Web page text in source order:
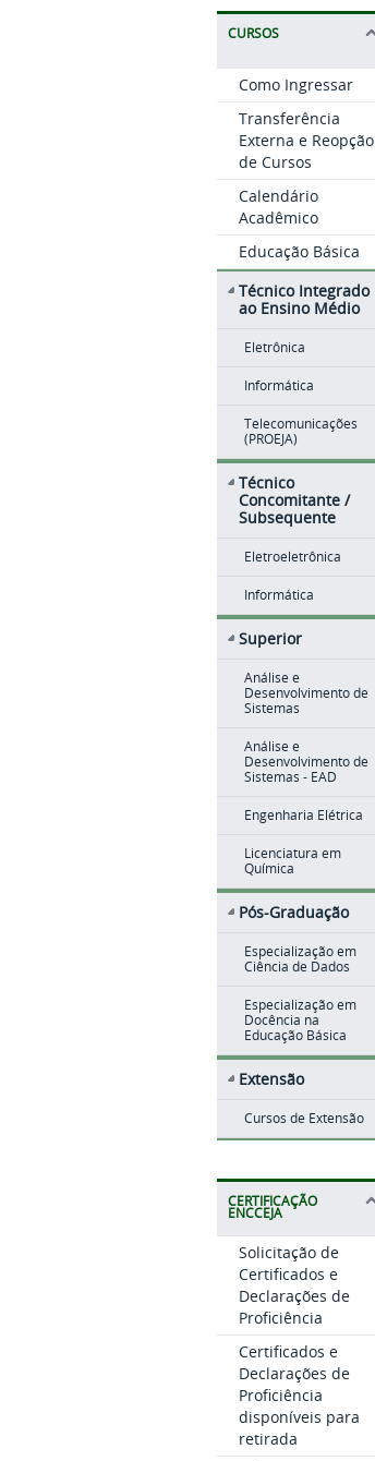
CURSOS
Como Ingressar
Transferência
Externa e Reopção
de Cursos
Calendário
Acadêmico
Educação Básica
Técnico Integrado
ao Ensino Médio
Eletrônica
Informática
Telecomunicações
(PROEJA)
Técnico
Concomitante /
Subsequente
Eletroeletrônica
Informática
Superior
Análise e
Desenvolvimento de
Sistemas
Análise e
Desenvolvimento de
Sistemas - EAD
Engenharia Elétrica
Licenciatura em
Química
Pós-Graduação
Especialização em
Ciência de Dados
Especialização em
Docência na
Educação Básica
Extensão
Cursos de Extensão
CERTIFICAÇÃO
ENCCEJA
Solicitação de
Certificados e
Declarações de
Proficiência
Certificados e
Declarações de
Proficiência
disponíveis para
retirada